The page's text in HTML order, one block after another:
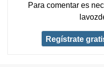
Para comentar es
Regístrate